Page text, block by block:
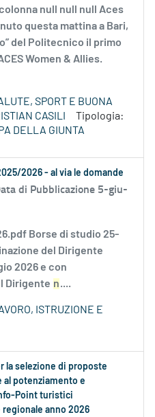
null null null Aces
questa mattina a Bari,
del Politecnico il primo
Women & Allies.
SPORT E BUONA
CASILI
Tipologia:
DELLA GIUNTA
2026 - al via le domande
di Pubblicazione 5-giu-
Borse di studio 25-
del Dirigente
2026 e con
Dirigente n....
ISTRUZIONE E
la selezione di proposte
al potenziamento e
Point turistici
anno 2026